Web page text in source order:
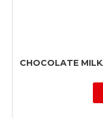
CHOCOLATE